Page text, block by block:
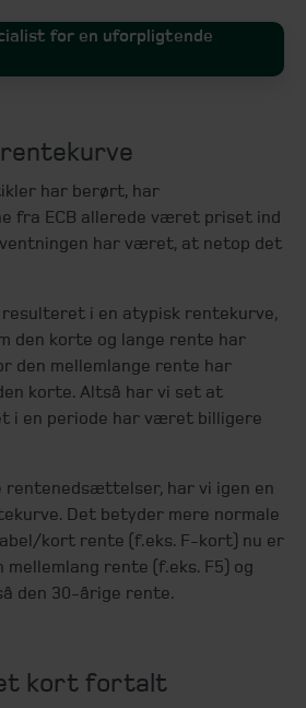
for en uforpligtende
har berørt, har
fra ECB allerede været priset ind
har været, at netop det
i en atypisk rentekurve,
den korte og lange rente har
den mellemlange rente har
korte. Altså har vi set at
i en periode har været billigere
rentenedsættelser, har vi igen en
Det betyder mere normale
kort rente (f.eks. F-kort) nu er
mellemlang rente (f.eks. F5) og
den 30-årige rente.
kort fortalt